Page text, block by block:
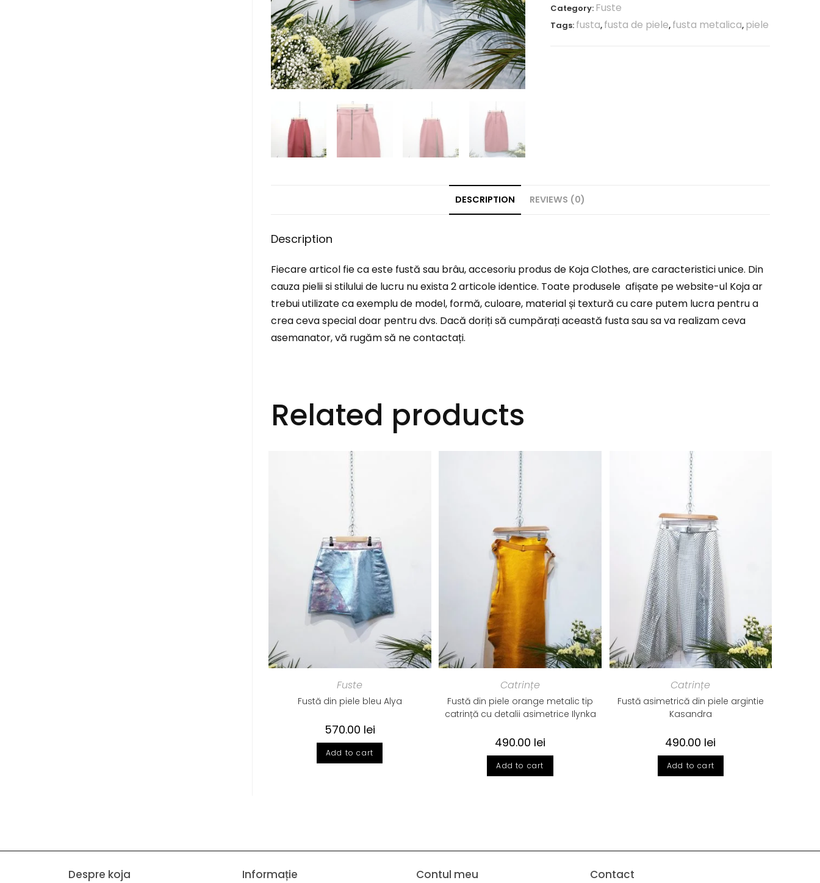
Category: Fuste
Tags: fusta, fusta de piele, fusta metalica, piele
DESCRIPTION REVIEWS (0)
Description
Fiecare articol fie ca este fustă sau brâu, accesoriu produs de Koja Clothes, are caracteristici unice. Din
cauza pielii si stilului de lucru nu exista 2 articole identice. Toate produsele afișate pe website-ul Koja ar
trebui utilizate ca exemplu de model, formă, culoare, material și textură cu care putem lucra pentru a
crea ceva special doar pentru dvs. Dacă doriți să cumpărați această fusta sau sa va realizam ceva
asemanator, vă rugăm să ne contactați.
Related products
Fuste
Fustă din piele bleu Alya
570.00 lei
Add to cart
Catrințe
Fustă din piele orange metalic tip
catrință cu detalii asimetrice Ilynka
490.00 lei
Add to cart
Catrințe
Fustă asimetrică din piele argintie
Kasandra
490.00 lei
Add to cart
Despre koja Informație Contul meu Contact